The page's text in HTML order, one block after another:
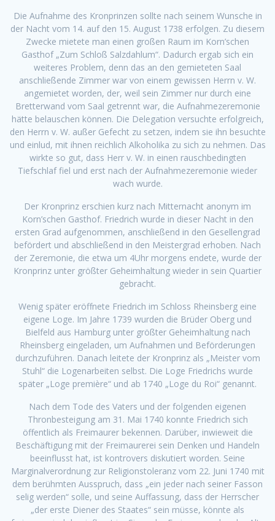
Die Aufnahme des Kronprinzen sollte nach seinem Wunsche in
der Nacht vom 14. auf den 15. August 1738 erfolgen. Zu diesem
Zwecke mietete man einen großen Raum im Korn’schen
Gasthof „Zum Schloß Salzdahlum“. Dadurch ergab sich ein
weiteres Problem, denn das an den gemieteten Saal
anschließende Zimmer war von einem gewissen Herrn v. W.
angemietet worden, der, weil sein Zimmer nur durch eine
Bretterwand vom Saal getrennt war, die Aufnahmezeremonie
hätte belauschen können. Die Delegation versuchte erfolgreich,
den Herrn v. W. außer Gefecht zu setzen, indem sie ihn besuchte
und einlud, mit ihnen reichlich Alkoholika zu sich zu nehmen. Das
wirkte so gut, dass Herr v. W. in einen rauschbedingten
Tiefschlaf fiel und erst nach der Aufnahmezeremonie wieder
wach wurde.
Der Kronprinz erschien kurz nach Mitternacht anonym im
Korn’schen Gasthof. Friedrich wurde in dieser Nacht in den
ersten Grad aufgenommen, anschließend in den Gesellengrad
befördert und abschließend in den Meistergrad erhoben. Nach
der Zeremonie, die etwa um 4Uhr morgens endete, wurde der
Kronprinz unter größter Geheimhaltung wieder in sein Quartier
gebracht.
Wenig später eröffnete Friedrich im Schloss Rheinsberg eine
eigene Loge. Im Jahre 1739 wurden die Brüder Oberg und
Bielfeld aus Hamburg unter größter Geheimhaltung nach
Rheinsberg eingeladen, um Aufnahmen und Beförderungen
durchzuführen. Danach leitete der Kronprinz als „Meister vom
Stuhl“ die Logenarbeiten selbst. Die Loge Friedrichs wurde
später „Loge première“ und ab 1740 „Loge du Roi“ genannt.
Nach dem Tode des Vaters und der folgenden eigenen
Thronbesteigung am 31. Mai 1740 konnte Friedrich sich
öffentlich als Freimaurer bekennen. Darüber, inwieweit die
Beschäftigung mit der Freimaurerei sein Denken und Handeln
beeinflusst hat, ist kontrovers diskutiert worden. Seine
Marginalverordnung zur Religionstoleranz vom 22. Juni 1740 mit
dem berühmten Ausspruch, dass „ein jeder nach seiner Fasson
selig werden“ solle, und seine Auffassung, dass der Herrscher
„der erste Diener des Staates“ sein müsse, könnte als